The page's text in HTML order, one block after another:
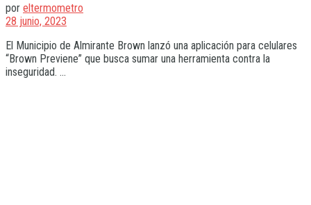
por eltermometro
28 junio, 2023
El Municipio de Almirante Brown lanzó una aplicación para celulares
“Brown Previene” que busca sumar una herramienta contra la
inseguridad. ...